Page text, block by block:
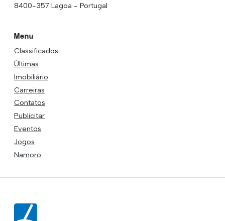
8400-357 Lagoa - Portugal
Menu
Classificados
Últimas
Imobiliário
Carreiras
Contatos
Publicitar
Eventos
Jogos
Namoro